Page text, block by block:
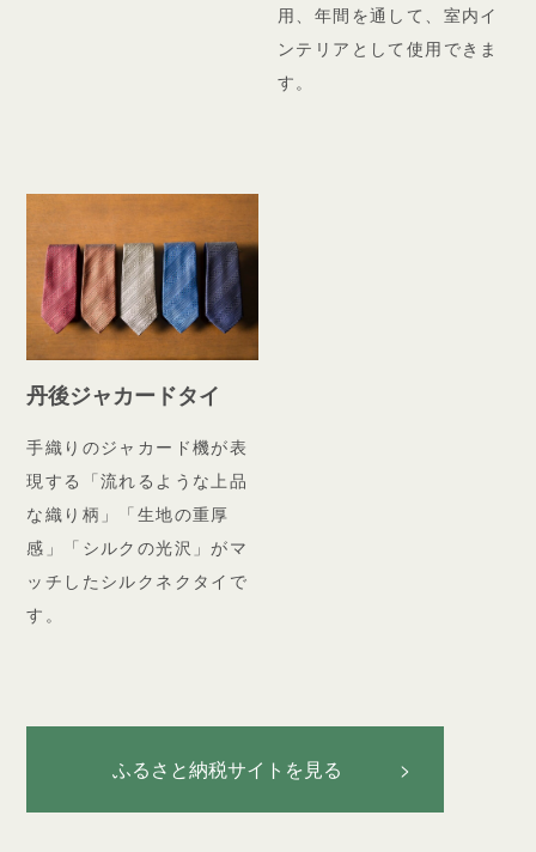
用、年間を通して、室内イ
ンテリアとして使用できま
す。
丹後ジャカードタイ
手織りのジャカード機が表
現する「流れるような上品
な織り柄」「生地の重厚
感」「シルクの光沢」がマ
ッチしたシルクネクタイで
す。
ふるさと納税サイトを見る >